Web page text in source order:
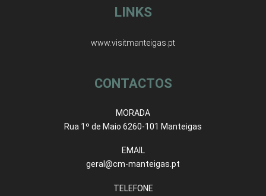
LINKS
www.visitmanteigas.pt
CONTACTOS
MORADA
Rua 1º de Maio 6260-101 Manteigas
EMAIL
geral@cm-manteigas.pt
TELEFONE